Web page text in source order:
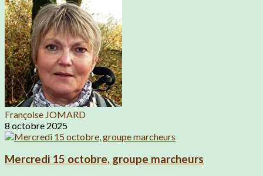
Françoise JOMARD
8 octobre 2025
Mercredi 15 octobre, groupe marcheurs